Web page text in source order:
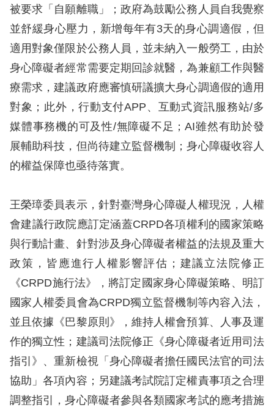
政
府
網
站
資
料
開
放
告
無
障
礙
網
頁
宣
言
被要求「自願離職」；政府為鼓勵公務人員自我覺察
並舒緩身心壓力，新增每年有3天的身心調適假，但
適用對象僅限於公務人員，並未納入一般勞工，由於
身心障礙者經常需要定期回診就醫，為兼顧工作與醫
療需求，建議政府應審慎研議擴大身心調適假的適用
對象；此外，行動支付APP、互動式資訊服務站/多
媒體事務機的可及性/無障礙不足；AI雖然有助於發
展輔助科技，但尚待建立監督機制；身心障礙收容人
的權益保障也亟待落實。
王榮璋委員表示，針對臺灣身心障礙人權現況，人權
會建議行政院應訂定涵蓋CRPD各項權利的國家策略
與行動計畫、針對涉及身心障礙者權益的法規及重大
政策，皆應進行人權影響評估；建議立法院修正
《CRPD施行法》，將訂定國家身心障礙策略、明訂
國家人權委員會為CRPD獨立監督機制等內容入法，
並且依據《巴黎原則》，維持人權會預算、人事及運
作的獨立性；建議司法院修正《身心障礙者近用司法
指引》、重新檢視「身心障礙者擔任國民法官的司法
協助」各項內容；另建議考試院訂定權責事項之合理
調整指引，身心障礙者參與各類國家考試的應考措施